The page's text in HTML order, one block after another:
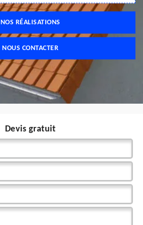
NOS RÉALISATIONS
NOUS CONTACTER
Devis gratuit